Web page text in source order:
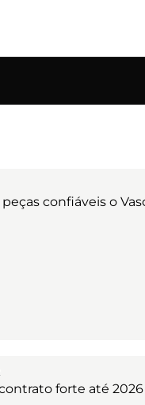
confiáveis o
forte até 2026